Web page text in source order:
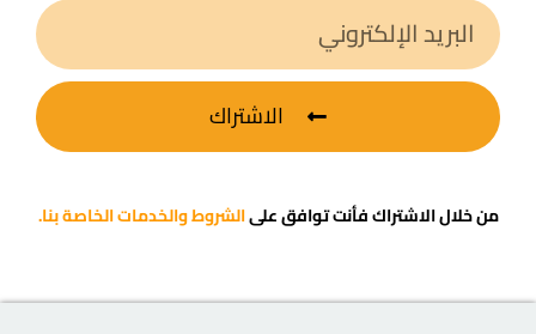
الاشتراك
من خلال الاشتراك فأنت توافق علىالشروط والخدمات الخاصة بنا.